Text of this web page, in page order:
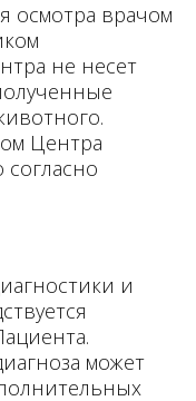
осмотра врачом
не несет
Центра
и
может